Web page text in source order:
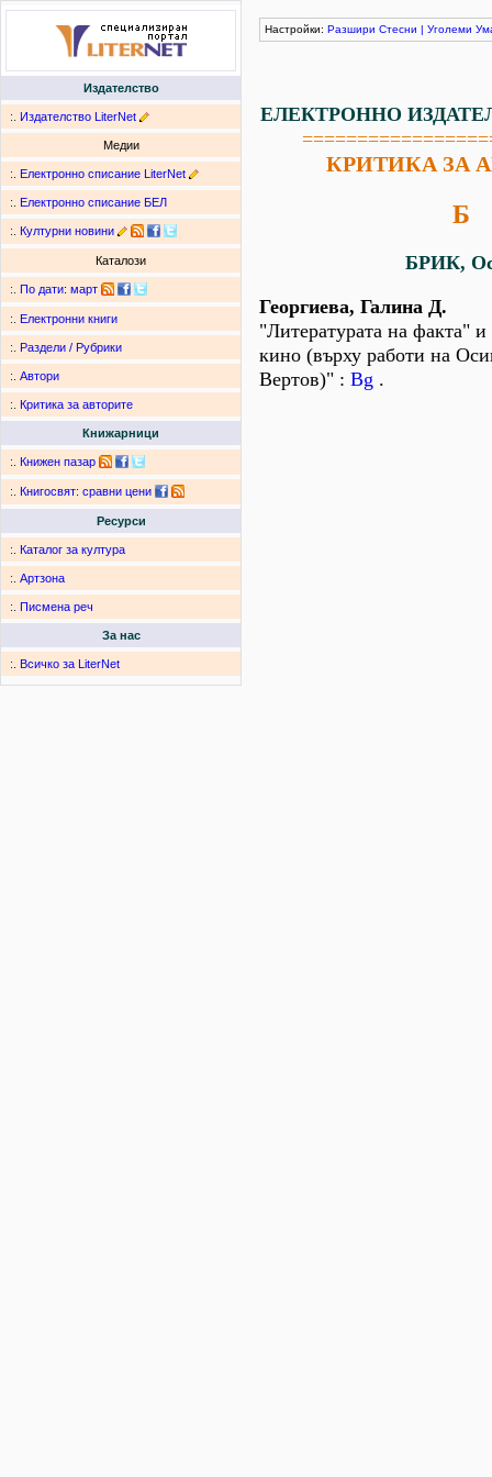
Издателство
:. Издателство LiterNet
Медии
:. Електронно списание LiterNet
:. Електронно списание БЕЛ
:. Културни новини
Каталози
:. По дати: март
:. Електронни книги
:. Раздели / Рубрики
:. Автори
:. Критика за авторите
Книжарници
:. Книжен пазар
:. Книгосвят: сравни цени
Ресурси
:. Каталог за култура
:. Артзона
:. Писмена реч
За нас
:. Всичко за LiterNet
Настройки: Разшири Стесни | Уголеми
ЕЛЕКТРОННО
КРИТИКА ЗА
Б
БРИК,
Георгиева, Галина Д.
"Литературата на факта"
кино (върху работи на
Вертов)" : Bg .